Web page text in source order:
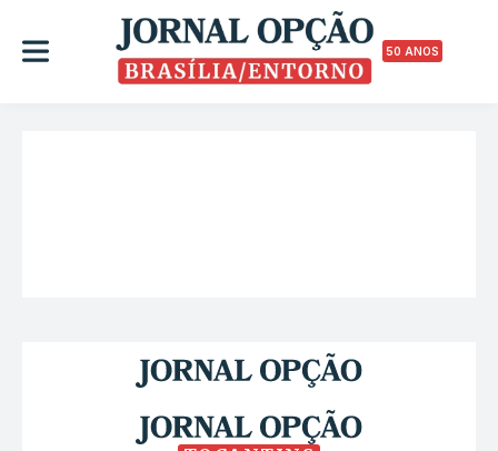
50 ANOS